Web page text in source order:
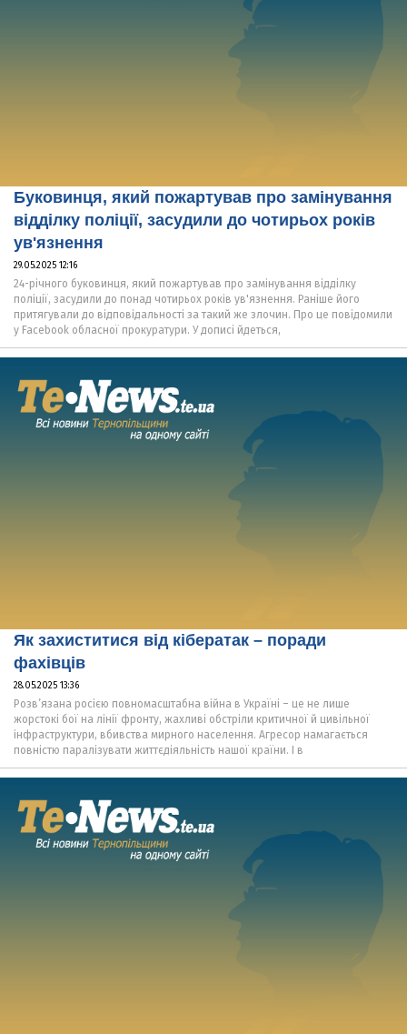
Буковинця, який пожартував про замінування
відділку поліції, засудили до чотирьох років
ув'язнення
29.05.2025 12:16
24-річного буковинця, який пожартував про замінування відділку
поліції, засудили до понад чотирьох років ув'язнення. Раніше його
притягували до відповідальності за такий же злочин. Про це повідомили
у Facebook обласної прокуратури. У дописі йдеться,
Як захиститися від кібератак – поради
фахівців
28.05.2025 13:36
Розв’язана росією повномасштабна війна в Україні – це не лише
жорстокі бої на лінії фронту, жахливі обстріли критичної й цивільної
інфраструктури, вбивства мирного населення. Агресор намагається
повністю паралізувати життєдіяльність нашої країни. І в